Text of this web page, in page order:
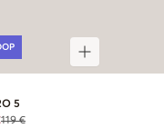
5
119 €